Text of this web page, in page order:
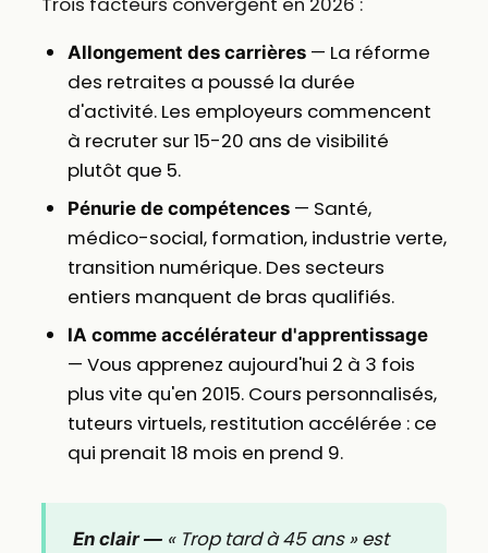
Allongement des carrières— La réforme
des retraites a poussé la durée
d'activité. Les employeurs commencent
à recruter sur 15-20 ans de visibilité
plutôt que 5.
Pénurie de compétences— Santé,
médico-social, formation, industrie verte,
transition numérique. Des secteurs
entiers manquent de bras qualifiés.
IA comme accélérateur d'apprentissage
— Vous apprenez aujourd'hui 2 à 3 fois
plus vite qu'en 2015. Cours personnalisés,
tuteurs virtuels, restitution accélérée : ce
qui prenait 18 mois en prend 9.
En clair — « Trop tard à 45 ans » est